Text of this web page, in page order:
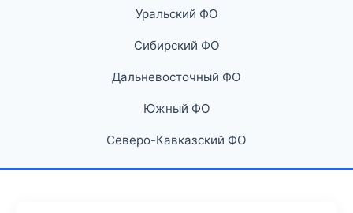
Уральский ФО
Сибирский ФО
Дальневосточный ФО
Южный ФО
Северо-Кавказский ФО